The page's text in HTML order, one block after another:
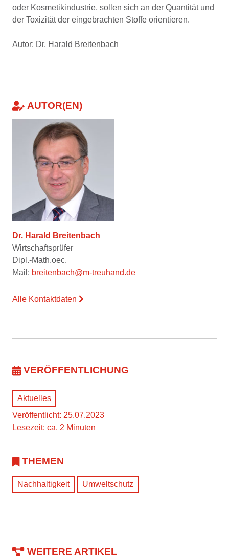
oder Kosmetikindustrie, sollen sich an der Quantität und
der Toxizität der eingebrachten Stoffe orientieren.
Autor: Dr. Harald Breitenbach
AUTOR(EN)
Dr. Harald Breitenbach
Wirtschaftsprüfer
Dipl.-Math.oec.
Mail: breitenbach@m-treuhand.de
Alle Kontaktdaten
VERÖFFENTLICHUNG
Aktuelles
Veröffentlicht: 25.07.2023
Lesezeit: ca. 2 Minuten
THEMEN
Nachhaltigkeit Umweltschutz
WEITERE ARTIKEL